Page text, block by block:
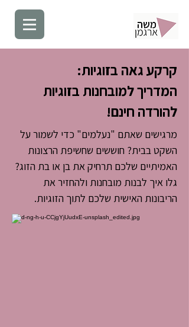
קרקע גאה בזוגיות:
המדריך למובחנות בזוגיות
להורדה חינם!
מרגישים שאתם "נעלמים" כדי לשמור על
השקט בבית? חוששים שחשיפת הרצונות
האמיתיים שלכם תרחיק את בן או בת הזוג?
גלו איך לבנות מובחנות ולהחזיר את
הריבונות האישית שלכם לתוך הזוגיות.